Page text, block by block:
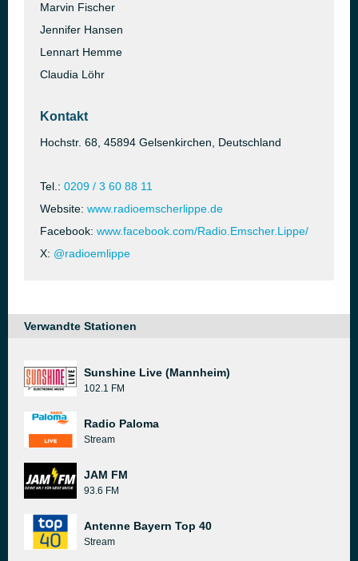
Marvin Fischer
Jennifer Hansen
Lennart Hemme
Claudia Löhr
Kontakt
Hochstr. 68, 45894 Gelsenkirchen, Deutschland
Tel.: 0209 / 3 60 88 11
Website: www.radioemscherlippe.de
Facebook: www.facebook.com/Radio.Emscher.Lippe/
X: @radioemlippe
Verwandte Stationen
Sunshine Live (Mannheim)
102.1 FM
Radio Paloma
Stream
JAM FM
93.6 FM
Antenne Bayern Top 40
Stream